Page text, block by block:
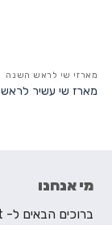
מארזי שי לראש השנה
מארז שי עשיר
מי אנחנו